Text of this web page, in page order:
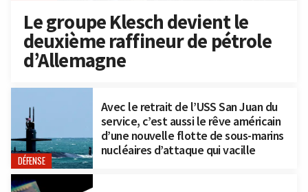
Le groupe Klesch devient le
deuxième raffineur de pétrole
d’Allemagne
DÉFENSE
Avec le retrait de l’USS San Juan du
service, c’est aussi le rêve américain
d’une nouvelle flotte de sous-marins
nucléaires d’attaque qui vacille